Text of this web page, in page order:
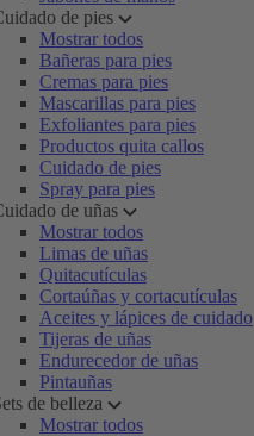
de pies
Mostrar todos
Bañeras para pies
Cremas para pies
Mascarillas para pies
Exfoliantes para pies
Productos quita callos
Cuidado de pies
Spray para pies
de uñas
Mostrar todos
Limas de uñas
Quitacutículas
Cortaúñas y cortacutículas
Aceites y lápices de cuidado
Tijeras de uñas
Endurecedor de uñas
Pintauñas
de belleza
Mostrar todos